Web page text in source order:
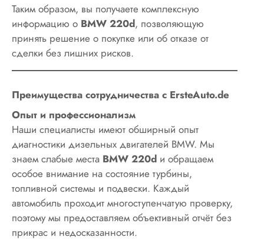
Таким образом, вы получаете комплексную
информацию о BMW 220d, позволяющую
принять решение о покупке или об отказе от
сделки без лишних рисков.
Преимущества сотрудничества с ErsteAuto.de
Опыт и профессионализм
Наши специалисты имеют обширный опыт
диагностики дизельных двигателей BMW. Мы
знаем слабые места BMW 220d и обращаем
особое внимание на состояние турбины,
топливной системы и подвески. Каждый
автомобиль проходит многоступенчатую проверку,
поэтому мы предоставляем объективный отчёт без
прикрас и недосказанности.